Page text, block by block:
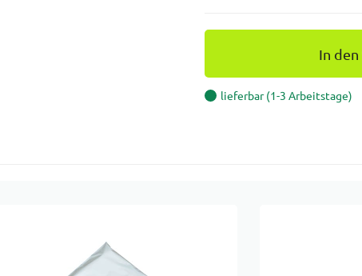
In
lieferbar (1-3 Arbeitstage)